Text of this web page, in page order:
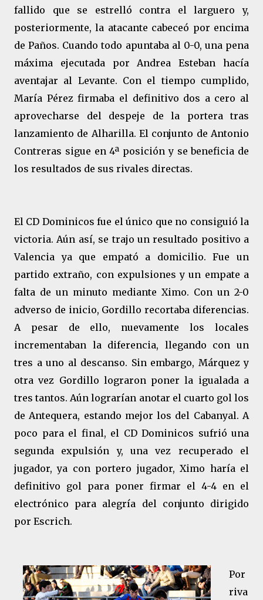
fallido que se estrelló contra el larguero y,
posteriormente, la atacante cabeceó por encima
de Paños. Cuando todo apuntaba al 0-0, una pena
máxima ejecutada por Andrea Esteban hacía
aventajar al Levante. Con el tiempo cumplido,
María Pérez firmaba el definitivo dos a cero al
aprovecharse del despeje de la portera tras
lanzamiento de Alharilla. El conjunto de Antonio
Contreras sigue en 4ª posición y se beneficia de
los resultados de sus rivales directas.
El CD Dominicos fue el único que no consiguió la
victoria. Aún así, se trajo un resultado positivo a
Valencia ya que empató a domicilio. Fue un
partido extraño, con expulsiones y un empate a
falta de un minuto mediante Ximo. Con un 2-0
adverso de inicio, Gordillo recortaba diferencias.
A pesar de ello, nuevamente los locales
incrementaban la diferencia, llegando con un
tres a uno al descanso. Sin embargo, Márquez y
otra vez Gordillo lograron poner la igualada a
tres tantos. Aún lograrían anotar el cuarto gol los
de Antequera, estando mejor los del Cabanyal. A
poco para el final, el CD Dominicos sufrió una
segunda expulsión y, una vez recuperado el
jugador, ya con portero jugador, Ximo haría el
definitivo gol para poner firmar el 4-4 en el
electrónico para alegría del conjunto dirigido
por Escrich.
Por
riva